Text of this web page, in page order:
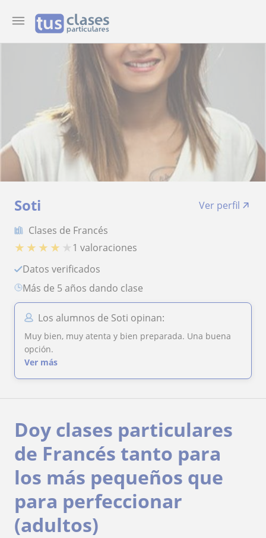
Soti
Ver perfil
Clases de Francés
★ ★ ★ ★ ★1 valoraciones
Datos verificados
más de 5 años dando clase
Los alumnos de Soti opinan:
Muy bien, muy atenta y bien preparada. Una buena
opción.
Ver más
Doy clases particulares
de Francés tanto para
los más pequeños que
para perfeccionar
(adultos)